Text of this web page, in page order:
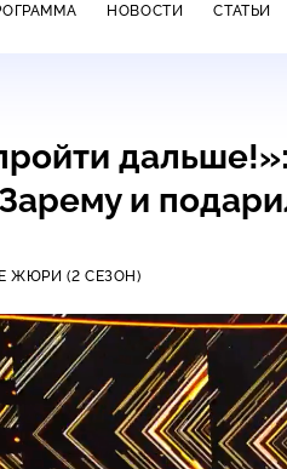
НОВОСТИ СТАТЬИ
Зарему и
ЖЮРИ (2 СЕЗОН)